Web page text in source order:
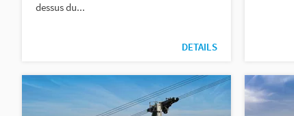
dessus du...
DETAILS